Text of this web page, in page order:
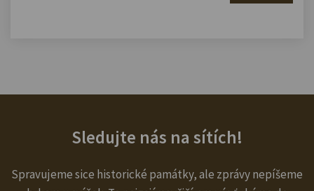
Sledujte nás na sítích!
Spravujeme sice historické památky, ale zprávy nepíšeme